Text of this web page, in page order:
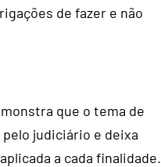
de fazer e não
que o tema de
judiciário e deixa
a cada finalidade.